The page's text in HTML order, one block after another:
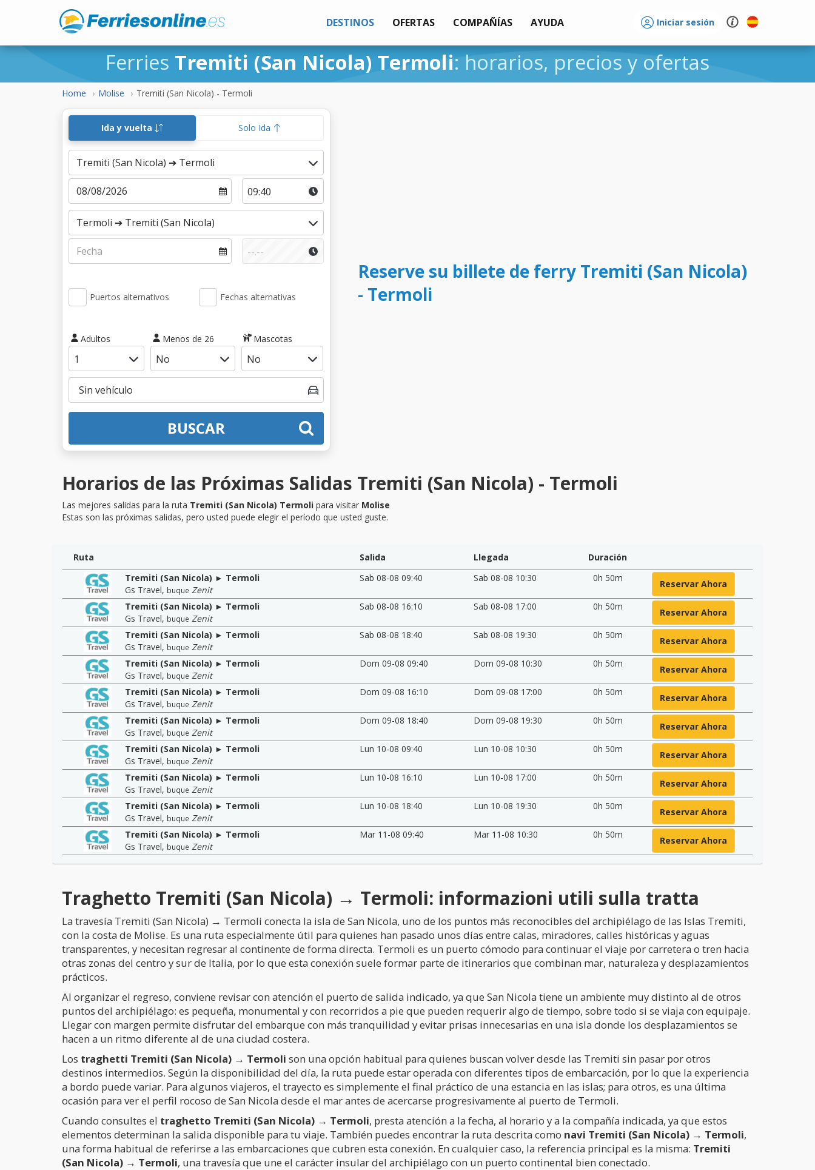
DESTINOS OFERTAS COMPAÑÍAS AYUDA Iniciar sesión
Ferries Tremiti (San Nicola) Termoli: horarios, precios y ofertas
Home Molise Tremiti (San Nicola) - Termoli
Ida y vuelta Solo Ida
Puertos alternativos Fechas alternativas
Adultos Menos de 26 Mascotas
BUSCAR
Reserve su billete de ferry Tremiti (San Nicola)
- Termoli
Horarios de las Próximas Salidas Tremiti (San Nicola) - Termoli
Las mejores salidas para la ruta Tremiti (San Nicola) Termoli para visitar Molise
Estas son las próximas salidas, pero usted puede elegir el período que usted guste.
Ruta Salida Llegada
Duración
Tremiti (San Nicola) ► Termoli
Gs Travel, buque Zenit
Sab 08-08 09:40 Sab 08-08 10:30 0h 50m
Reservar Ahora
Tremiti (San Nicola) ► Termoli
Gs Travel, buque Zenit
Sab 08-08 16:10 Sab 08-08 17:00 0h 50m
Reservar Ahora
Tremiti (San Nicola) ► Termoli
Gs Travel, buque Zenit
Sab 08-08 18:40 Sab 08-08 19:30 0h 50m
Reservar Ahora
Tremiti (San Nicola) ► Termoli
Gs Travel, buque Zenit
Dom 09-08 09:40 Dom 09-08 10:30 0h 50m
Reservar Ahora
Tremiti (San Nicola) ► Termoli
Gs Travel, buque Zenit
Dom 09-08 16:10 Dom 09-08 17:00 0h 50m
Reservar Ahora
Tremiti (San Nicola) ► Termoli
Gs Travel, buque Zenit
Dom 09-08 18:40 Dom 09-08 19:30 0h 50m
Reservar Ahora
Tremiti (San Nicola) ► Termoli
Gs Travel, buque Zenit
Lun 10-08 09:40 Lun 10-08 10:30 0h 50m
Reservar Ahora
Tremiti (San Nicola) ► Termoli
Gs Travel, buque Zenit
Lun 10-08 16:10 Lun 10-08 17:00 0h 50m
Reservar Ahora
Tremiti (San Nicola) ► Termoli
Gs Travel, buque Zenit
Lun 10-08 18:40 Lun 10-08 19:30 0h 50m
Reservar Ahora
Tremiti (San Nicola) ► Termoli
Gs Travel, buque Zenit
Mar 11-08 09:40 Mar 11-08 10:30 0h 50m
Reservar Ahora
Traghetto Tremiti (San Nicola) → Termoli: informazioni utili sulla tratta
La travesía Tremiti (San Nicola) → Termoli conecta la isla de San Nicola, uno de los puntos más reconocibles del archipiélago de las Islas Tremiti,
con la costa de Molise. Es una ruta especialmente útil para quienes han pasado unos días entre calas, miradores, calles históricas y aguas
transparentes, y necesitan regresar al continente de forma directa. Termoli es un puerto cómodo para continuar el viaje por carretera o tren hacia
otras zonas del centro y sur de Italia, por lo que esta conexión suele formar parte de itinerarios que combinan mar, naturaleza y desplazamientos
prácticos.
Al organizar el regreso, conviene revisar con atención el puerto de salida indicado, ya que San Nicola tiene un ambiente muy distinto al de otros
puntos del archipiélago: es pequeña, monumental y con recorridos a pie que pueden requerir algo de tiempo, sobre todo si se viaja con equipaje.
Llegar con margen permite disfrutar del embarque con más tranquilidad y evitar prisas innecesarias en una isla donde los desplazamientos se
hacen a un ritmo diferente al de una ciudad costera.
Los traghetti Tremiti (San Nicola) → Termoli son una opción habitual para quienes buscan volver desde las Tremiti sin pasar por otros
destinos intermedios. Según la disponibilidad del día, la ruta puede estar operada con diferentes tipos de embarcación, por lo que la experiencia
a bordo puede variar. Para algunos viajeros, el trayecto es simplemente el final práctico de una estancia en las islas; para otros, es una última
ocasión para ver el perfil rocoso de San Nicola desde el mar antes de acercarse progresivamente al puerto de Termoli.
Cuando consultes el traghetto Tremiti (San Nicola) → Termoli, presta atención a la fecha, al horario y a la compañía indicada, ya que estos
elementos determinan la salida disponible para tu viaje. También puedes encontrar la ruta descrita como navi Tremiti (San Nicola) → Termoli,
una forma habitual de referirse a las embarcaciones que cubren esta conexión. En cualquier caso, la referencia principal es la misma: Tremiti
(San Nicola) → Termoli, una travesía que une el carácter insular del archipiélago con un puerto continental bien conectado.